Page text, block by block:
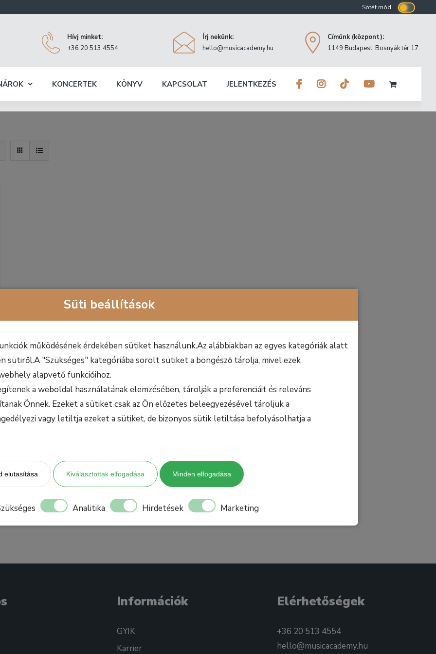
Süti beállítások
működésének érdekében sütiket használunk.Az alábbiakban az egyes kategóriák alatt
sütiről.A "Szükséges" kategóriába sorolt sütiket a böngésző tárolja, mivel ezek
alapvető funkcióihoz.
a weboldal használatának elemzésében, tárolják a preferenciáit és releváns
Önnek. Ezeket a sütiket csak az Ön előzetes beleegyezésével tároljuk a
vagy letiltja ezeket a sütiket, de bizonyos sütik letiltása befolyásolhatja a
elutasítása Kiválasztottak elfogadása Minden elfogadása
Analitika Hirdetések Marketing
Hívj minket:
+36 20 513 4554
Írj nekünk:
hello@musicacademy.hu
Címünk (központ):
1149 Budapest, Bosnyák tér 17.
KONCERTEK KÖNYV KAPCSOLAT JELENTKEZÉS
Információk
GYIK
Karrier
Elérhetőségek
+36 20 513 4554
hello@musicacademy.hu